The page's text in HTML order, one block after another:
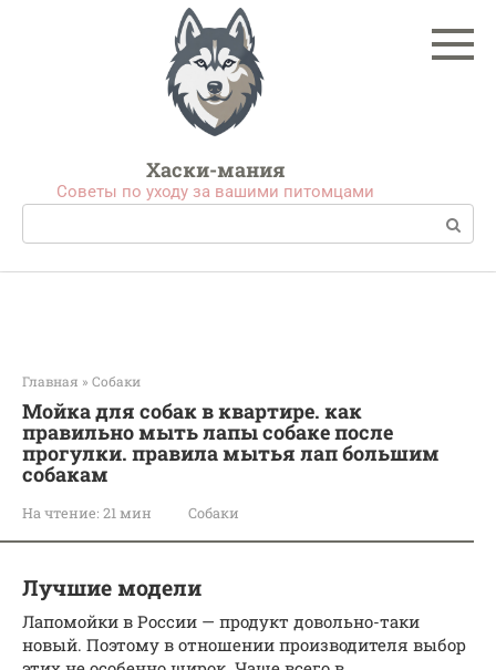
Хаски-мания
Советы по уходу за вашими питомцами
Поиск:
Главная » Собаки
Мойка для собак в квартире. как
правильно мыть лапы собаке после
прогулки. правила мытья лап большим
собакам
На чтение: 21 мин Собаки
Лучшие модели
Лапомойки в России — продукт довольно-таки
новый. Поэтому в отношении производителя выбор